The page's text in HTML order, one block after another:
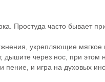
Простуда часто бывает
укрепляющие мягкое
дышите через нос, при
пение, и игра на духовых